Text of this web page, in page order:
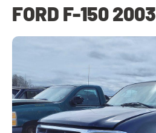
FORD F-150 2003